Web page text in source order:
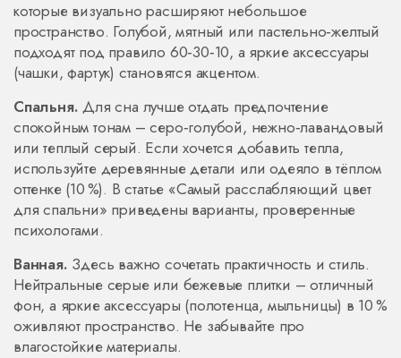
которые визуально расширяют небольшое
пространство. Голубой, мятный или пастельно‑желтый
подходят под правило 60‑30‑10, а яркие аксессуары
(чашки, фартук) становятся акцентом.
Спальня. Для сна лучше отдать предпочтение
спокойным тонам – серо‑голубой, нежно‑лавандовый
или теплый серый. Если хочется добавить тепла,
используйте деревянные детали или одеяло в тёплом
оттенке (10 %). В статье «Самый расслабляющий цвет
для спальни» приведены варианты, проверенные
психологами.
Ванная. Здесь важно сочетать практичность и стиль.
Нейтральные серые или бежевые плитки – отличный
фон, а яркие аксессуары (полотенца, мыльницы) в 10 %
оживляют пространство. Не забывайте про
влагостойкие материалы.